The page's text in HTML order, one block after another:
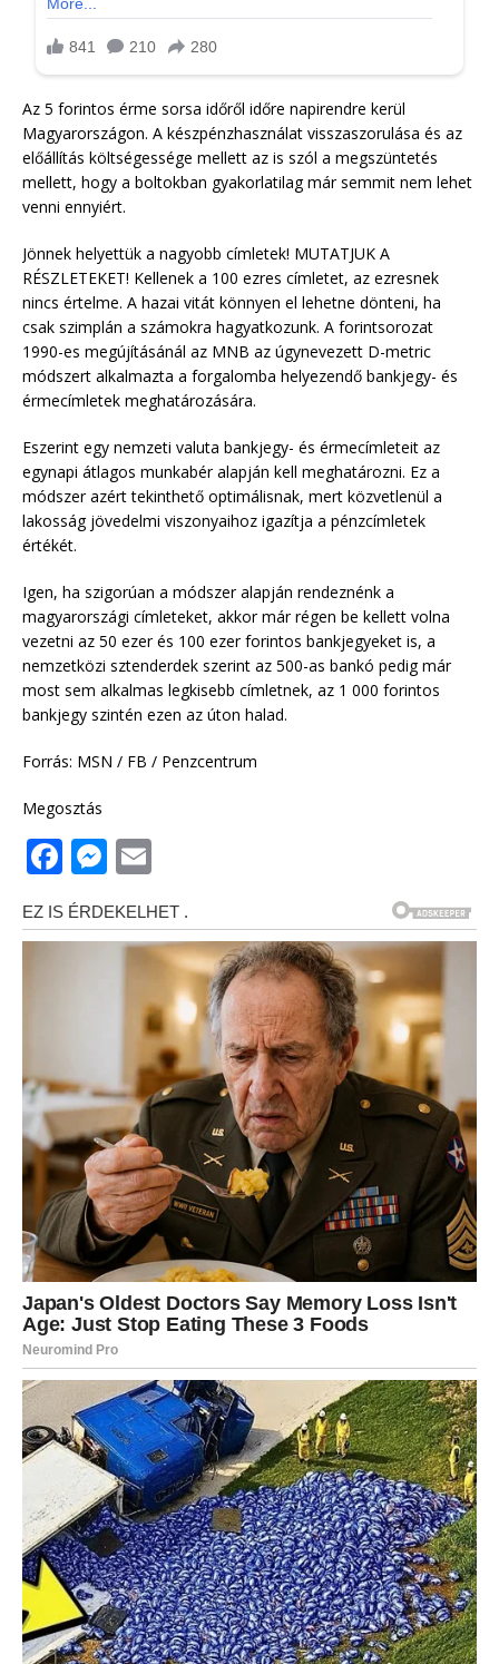
Az 5 forintos érme sorsa időről időre napirendre kerül
Magyarországon. A készpénzhasználat visszaszorulása és az
előállítás költségessége mellett az is szól a megszüntetés
mellett, hogy a boltokban gyakorlatilag már semmit nem lehet
venni ennyiért.
Jönnek helyettük a nagyobb címletek! MUTATJUK A
RÉSZLETEKET! Kellenek a 100 ezres címletet, az ezresnek
nincs értelme. A hazai vitát könnyen el lehetne dönteni, ha
csak szimplán a számokra hagyatkozunk. A forintsorozat
1990-es megújításánál az MNB az úgynevezett D-metric
módszert alkalmazta a forgalomba helyezendő bankjegy- és
érmecímletek meghatározására.
Eszerint egy nemzeti valuta bankjegy- és érmecímleteit az
egynapi átlagos munkabér alapján kell meghatározni. Ez a
módszer azért tekinthető optimálisnak, mert közvetlenül a
lakosság jövedelmi viszonyaihoz igazítja a pénzcímletek
értékét.
Igen, ha szigorúan a módszer alapján rendeznénk a
magyarországi címleteket, akkor már régen be kellett volna
vezetni az 50 ezer és 100 ezer forintos bankjegyeket is, a
nemzetközi sztenderdek szerint az 500-as bankó pedig már
most sem alkalmas legkisebb címletnek, az 1 000 forintos
bankjegy szintén ezen az úton halad.
Forrás: MSN / FB / Penzcentrum
Megosztás
F
a
c
o
k
M
ss
e
r
ai
l